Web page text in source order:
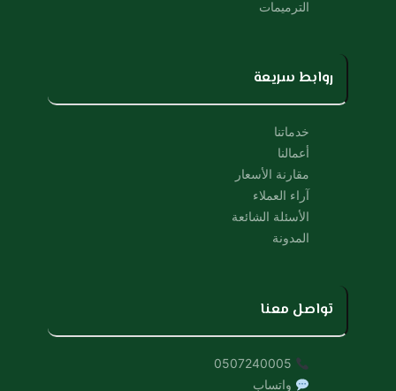
الترميمات
روابط سريعة
خدماتنا
أعمالنا
مقارنة الأسعار
آراء العملاء
الأسئلة الشائعة
المدونة
تواصل معنا
واتساب